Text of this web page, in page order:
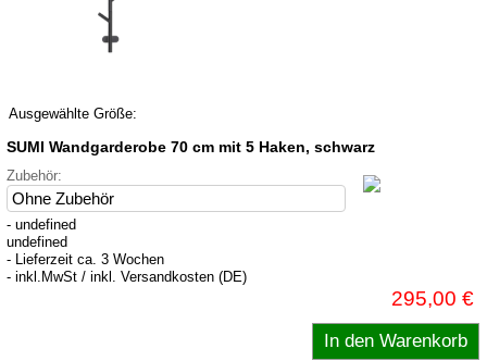
Ausgewählte Größe:
SUMI Wandgarderobe 70 cm mit 5 Haken, schwarz
Zubehör:
- undefined
undefined
- Lieferzeit ca. 3 Wochen
- inkl.MwSt / inkl. Versandkosten (DE)
295,00 €